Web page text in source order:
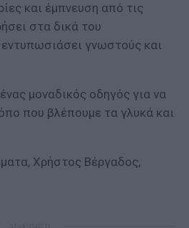
και έμπνευση από τις
στα δικά του
γνωστούς και
μοναδικός οδηγός για να
που βλέπουμε τα γλυκά και
Χρήστος Βέργαδος,